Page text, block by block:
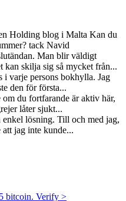
Holding blog i Malta Kan du
tack Navid
Man blir väldigt
kan skilja sig så mycket från...
i varje persons bokhylla. Jag
den för första...
du fortfarande är aktiv här,
låter sjukt...
lösning. Till och med jag,
att jag inte kunde...
bitcoin. Verify >